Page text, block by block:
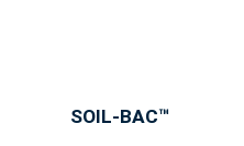
SOIL-BAC™